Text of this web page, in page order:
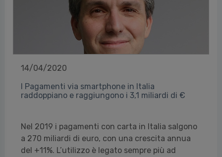
14/04/2020
I Pagamenti via smartphone in Italia
raddoppiano e raggiungono i 3,1 miliardi di €
Nel 2019 i pagamenti con carta in Italia salgono
a 270 miliardi di euro, con una crescita annua
del +11%. L’utilizzo è legato sempre più ad